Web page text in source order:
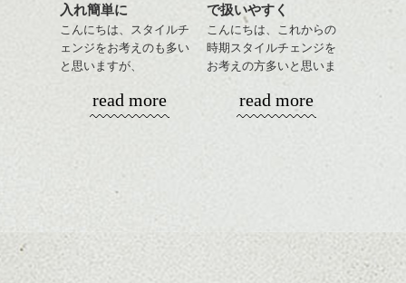
スタイリングはとても簡
単でワックスやセラムを
全体に手ぐししながら広
げるだけ、
ストレートにしたりクセ
毛を活かしたり、気分で
楽しめるのもいいです
多く見られたいわゆる茶
髪、のアップグレード版
今回はそんな感じで、
春のヘアスタイル是非ご
相談して下さい。
に。
わせで質感に変化をつけ
ながら楽しむ事ができる
質感も綺麗に見せやす
入れ簡単に
こんにちは、スタイルチ
ェンジをお考えのも多い
と思いますが、
演出したスタイルもこれ
からの季節とてもおすす
ェイスラインのデザイン
バックを短めにカットし
全体のボリューム感がコ
read more
で扱いやすく
こんにちは、これからの
時期スタイルチェンジを
お考えの方多いと思いま
す。
コンパクトなフォルムが
そんなショートカット。
read more